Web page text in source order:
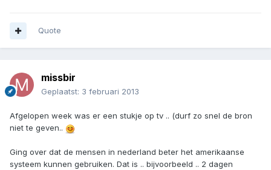
Quote
missbir
Geplaatst: 3 februari 2013
Afgelopen week was er een stukje op tv .. (durf zo snel de bron
niet te geven..
Ging over dat de mensen in nederland beter het amerikaanse
systeem kunnen gebruiken. Dat is .. bijvoorbeeld .. 2 dagen